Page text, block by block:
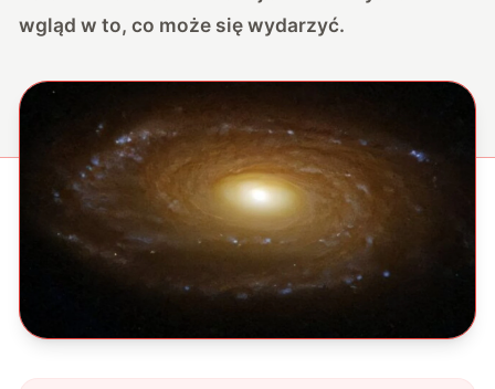
wgląd w to, co może się wydarzyć.